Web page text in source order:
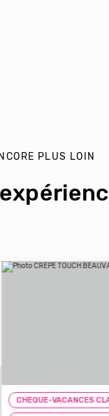
PLUS LOIN
CLASSIC